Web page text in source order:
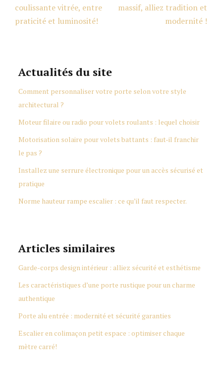
coulissante vitrée, entre
praticité et luminosité!
massif, alliez tradition et
modernité !
Actualités du site
Comment personnaliser votre porte selon votre style
architectural ?
Moteur filaire ou radio pour volets roulants : lequel choisir
Motorisation solaire pour volets battants : faut-il franchir
le pas ?
Installez une serrure électronique pour un accès sécurisé et
pratique
Norme hauteur rampe escalier : ce qu’il faut respecter.
Articles similaires
Garde-corps design intérieur : alliez sécurité et esthétisme
Les caractéristiques d’une porte rustique pour un charme
authentique
Porte alu entrée : modernité et sécurité garanties
Escalier en colimaçon petit espace : optimiser chaque
mètre carré!